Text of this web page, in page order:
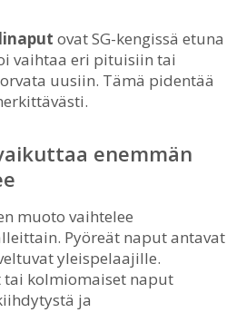
ovat SG-kengissä etuna
vaihtaa eri pituisiin tai
uusiin. Tämä pidentää
enemmän
muoto vaihtelee
Pyöreät naput antavat
yleispelaajille.
kolmiomaiset naput
ja